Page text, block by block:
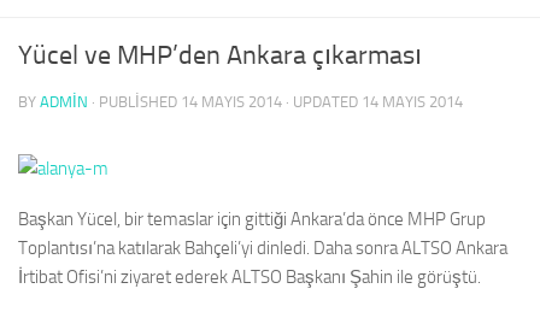
Yücel ve MHP’den Ankara çıkarması
BY ADMIN · PUBLISHED 14 MAYIS 2014 · UPDATED 14 MAYIS 2014
Başkan Yücel, bir temaslar için gittiği Ankara’da önce MHP Grup
Toplantısı’na katılarak Bahçeli’yi dinledi. Daha sonra ALTSO Ankara
İrtibat Ofisi’ni ziyaret ederek ALTSO Başkanı Şahin ile görüştü.